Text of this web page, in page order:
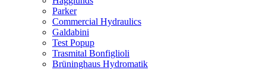
Parker
Commercial Hydraulics
Galdabini
Test Popup
Trasmital Bonfiglioli
Brüninghaus Hydromatik